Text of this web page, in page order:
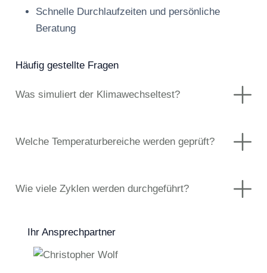
Schnelle Durchlaufzeiten und persönliche
Beratung
Häufig gestellte Fragen
Was simuliert der Klimawechseltest?
Welche Temperaturbereiche werden geprüft?
Wie viele Zyklen werden durchgeführt?
Ihr Ansprechpartner